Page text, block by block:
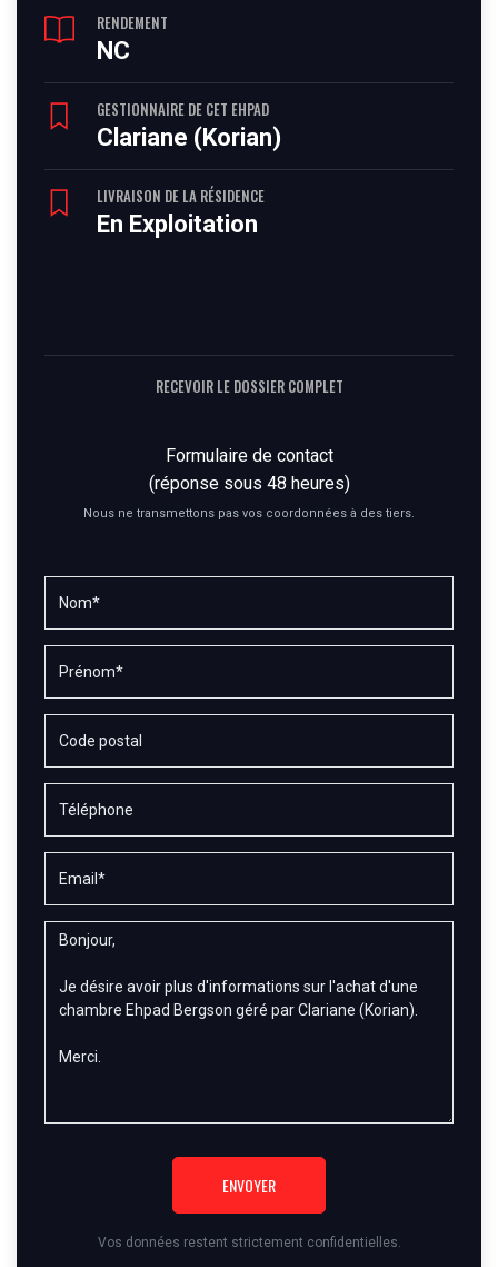
RENDEMENT
NC
GESTIONNAIRE DE CET EHPAD
Clariane (Korian)
LIVRAISON DE LA RÉSIDENCE
En Exploitation
RECEVOIR LE DOSSIER COMPLET
Formulaire de contact
(réponse sous 48 heures)
Nous ne transmettons pas vos coordonnées à des tiers.
ENVOYER
Vos données restent strictement confidentielles.